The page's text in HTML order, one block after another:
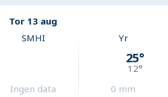
Tor 13 aug
SMHI
Ingen data
Yr
25°
12°
0 mm